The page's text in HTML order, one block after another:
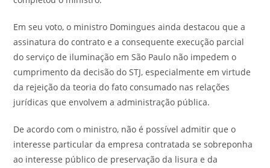
Em seu voto, o ministro Domingues ainda destacou que a
assinatura do contrato e a consequente execução parcial
do serviço de iluminação em São Paulo não impedem o
cumprimento da decisão do STJ, especialmente em virtude
da rejeição da teoria do fato consumado nas relações
jurídicas que envolvem a administração pública.
De acordo com o ministro, não é possível admitir que o
interesse particular da empresa contratada se sobreponha
ao interesse público de preservação da lisura e da